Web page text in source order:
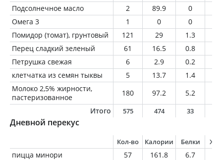
Подсолнечное масло
2 89.9 0
Омега 3
1 0 0
Помидор (томат), грунтовый
121 29 1.3
Перец сладкий зеленый
61 16.5 0.8
Петрушка свежая
6 2.9 0.2
клетчатка из семян тыквы
5 13.7 1.4
Молоко 2,5% жирности,
пастеризованное
180 97.2 5.2
Итого
575 474 33
Дневной перекус
Кол-во Калории Белки
пицца минори 57 161.8 6.7